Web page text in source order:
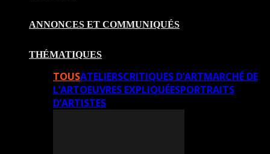
ANNONCES ET COMMUNIQUÉS
THÉMATIQUES
TOUSATELIERSCRITIQUES D’ARTMARCHÉ DE
L’ARTOEUVRES EXPLIQUÉESPORTRAITS
D’ARTISTES